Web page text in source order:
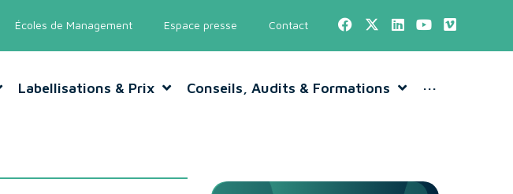
Écoles de Management Espace presse Contact
Labellisations & Prix Conseils, Audits & Formations ···